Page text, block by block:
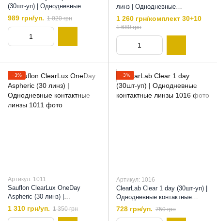
(30шт-уп) | Однодневные
контактные линзы , 8,7
989 грн/уп. 1 020 грн
линз | Однодневные
контактные линзы | Контактные
линзы ежедневной замены, 8,5
1 260 грн/комплект 30+10
1 680 грн
−3%
Артикул: 1011
Sauflon ClearLux OneDay
Aspheric (30 линз) |
Однодневные контактные
линзы , 8,6
1 310 грн/уп. 1 350 грн
−3%
Артикул: 1016
ClearLab Clear 1 day (30шт-уп) |
Однодневные контактные
линзы, 8,7
728 грн/уп. 750 грн